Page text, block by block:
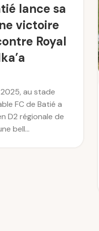
lance sa
victoire
Royal
au stade
FC de Batié a
D2 régionale de
bell...